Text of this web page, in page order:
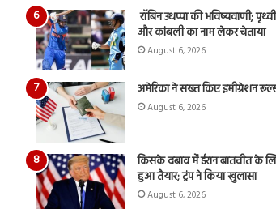
रॉबिन उथप्पा की भविष्यवाणी;
और कांबली का नाम लेकर चेताया
August 6, 2026
अमेरिका ने सख्त किए इमीग्रेशन
August 6, 2026
किसके दबाव में ईरान बातचीत के
हुआ तैयार; ट्रंप ने किया खुलासा
August 6, 2026